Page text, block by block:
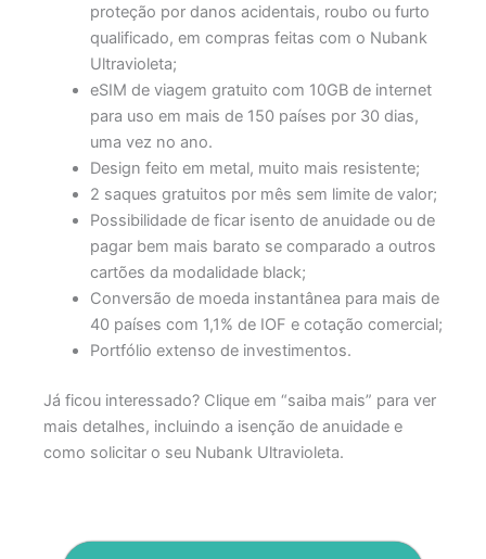
proteção por danos acidentais, roubo ou furto
qualificado, em compras feitas com o Nubank
Ultravioleta;
eSIM de viagem gratuito com 10GB de internet
para uso em mais de 150 países por 30 dias,
uma vez no ano.
Design feito em metal, muito mais resistente;
2 saques gratuitos por mês sem limite de valor;
Possibilidade de ficar isento de anuidade ou de
pagar bem mais barato se comparado a outros
cartões da modalidade black;
Conversão de moeda instantânea para mais de
40 países com 1,1% de IOF e cotação comercial;
Portfólio extenso de investimentos.
Já ficou interessado? Clique em “saiba mais” para ver
mais detalhes, incluindo a isenção de anuidade e
como solicitar o seu Nubank Ultravioleta.